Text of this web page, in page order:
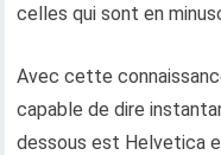
celles qui sont en
Avec cette
capable de dire
dessous est Helvetica